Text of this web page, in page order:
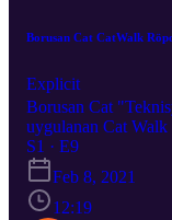
Borusan Cat CatWalk
Explicit
Borusan Cat
uygulanan Cat
bölümümüzün
Ertuğrul Kızılkaya.
kendilerinden
S1 · E9
Feb 8, 2021
12:19